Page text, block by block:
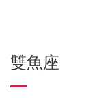
雙魚座